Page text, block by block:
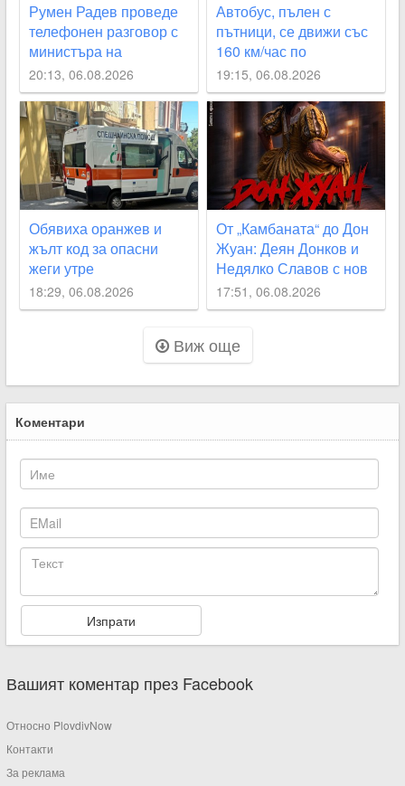
Румен Радев проведе
телефонен разговор с
министъра на
външните работи на
Великобритания Ед
Милибанд
20:13, 06.08.2026
Автобус, пълен с
пътници, се движи със
160 км/час по
магистралата
19:15, 06.08.2026
Обявиха оранжев и
жълт код за опасни
жеги утре
18:29, 06.08.2026
От „Камбаната“ до Дон
Жуан: Деян Донков и
Недялко Славов с нов
съвместен проект в
Пловдив
17:51, 06.08.2026
Виж още
Коментари
Вашият коментар през Facebook
Относно PlovdivNow
Контакти
За реклама